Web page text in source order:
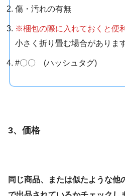
傷・汚れの有無
※梱包の際に入れておくと便
小さく折り畳む場合がありま
#〇〇 (ハッシュタグ)
3、価格
同じ商品、または似たような他